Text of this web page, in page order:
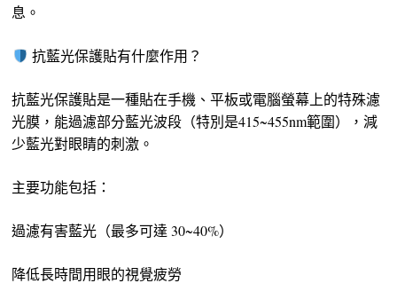
息。
抗藍光保護貼有什麼作用？
抗藍光保護貼是一種貼在手機、平板或電腦螢幕上的特殊濾
光膜，能過濾部分藍光波段（特別是415~455nm範圍），減
少藍光對眼睛的刺激。
主要功能包括：
過濾有害藍光（最多可達 30~40%）
降低長時間用眼的視覺疲勞